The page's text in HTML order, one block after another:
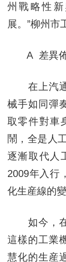
州戰略性
展。”柳州市
A 差異佈
在上汽通
械手如同彈
取零件對車
鬧，全是人
逐漸取代人
2009年入行
化生産線的變
如今，在
這樣的工業
慧化的生産